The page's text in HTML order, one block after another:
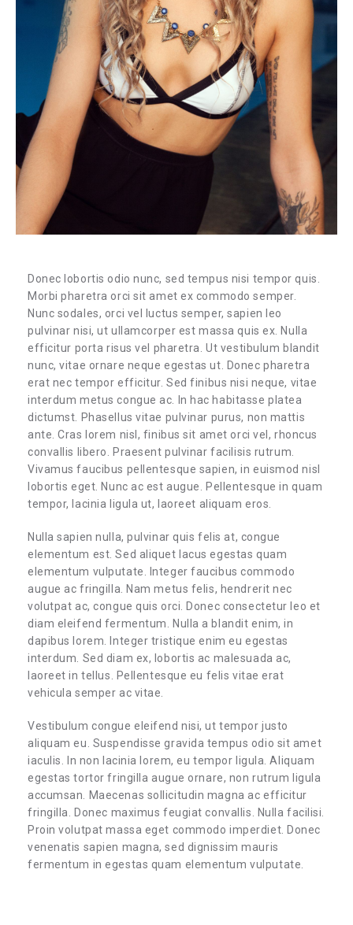
Donec lobortis odio nunc, sed tempus nisi tempor quis.
Morbi pharetra orci sit amet ex commodo semper.
Nunc sodales, orci vel luctus semper, sapien leo
pulvinar nisi, ut ullamcorper est massa quis ex. Nulla
efficitur porta risus vel pharetra. Ut vestibulum blandit
nunc, vitae ornare neque egestas ut. Donec pharetra
erat nec tempor efficitur. Sed finibus nisi neque, vitae
interdum metus congue ac. In hac habitasse platea
dictumst. Phasellus vitae pulvinar purus, non mattis
ante. Cras lorem nisl, finibus sit amet orci vel, rhoncus
convallis libero. Praesent pulvinar facilisis rutrum.
Vivamus faucibus pellentesque sapien, in euismod nisl
lobortis eget. Nunc ac est augue. Pellentesque in quam
tempor, lacinia ligula ut, laoreet aliquam eros.
Nulla sapien nulla, pulvinar quis felis at, congue
elementum est. Sed aliquet lacus egestas quam
elementum vulputate. Integer faucibus commodo
augue ac fringilla. Nam metus felis, hendrerit nec
volutpat ac, congue quis orci. Donec consectetur leo et
diam eleifend fermentum. Nulla a blandit enim, in
dapibus lorem. Integer tristique enim eu egestas
interdum. Sed diam ex, lobortis ac malesuada ac,
laoreet in tellus. Pellentesque eu felis vitae erat
vehicula semper ac vitae.
Vestibulum congue eleifend nisi, ut tempor justo
aliquam eu. Suspendisse gravida tempus odio sit amet
iaculis. In non lacinia lorem, eu tempor ligula. Aliquam
egestas tortor fringilla augue ornare, non rutrum ligula
accumsan. Maecenas sollicitudin magna ac efficitur
fringilla. Donec maximus feugiat convallis. Nulla facilisi.
Proin volutpat massa eget commodo imperdiet. Donec
venenatis sapien magna, sed dignissim mauris
fermentum in egestas quam elementum vulputate.